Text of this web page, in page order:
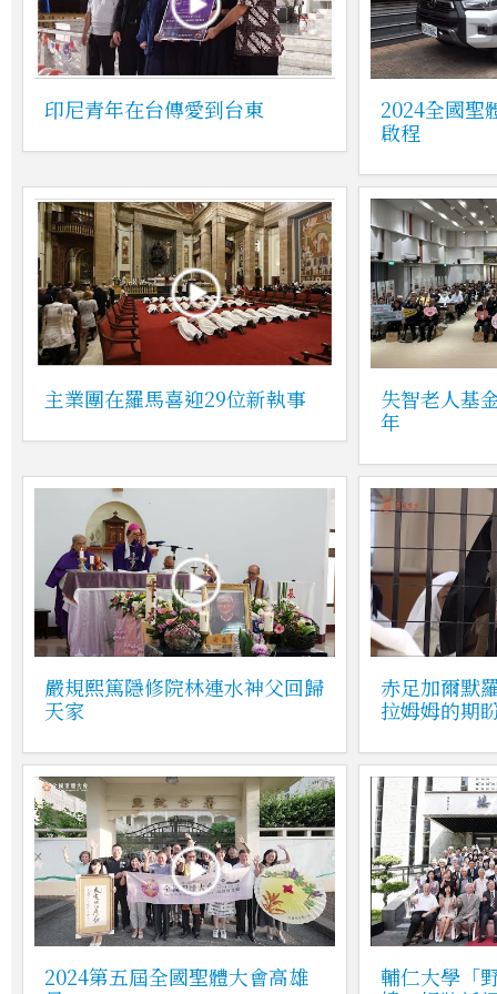
印尼青年在台傳愛到台東
2024全國聖
啟程
主業團在羅馬喜迎29位新執事
失智老人基
年
嚴規熙篤隱修院林連水神父回歸
天家
赤足加爾默
拉姆姆的期
2024第五屆全國聖體大會高雄
輔仁大學「